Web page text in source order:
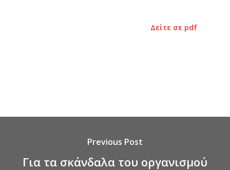
Δείτε σε pdf
Previous Post
Για τα σκάνδαλα του οργανισμού